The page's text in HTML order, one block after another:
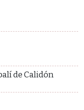
de Calidón